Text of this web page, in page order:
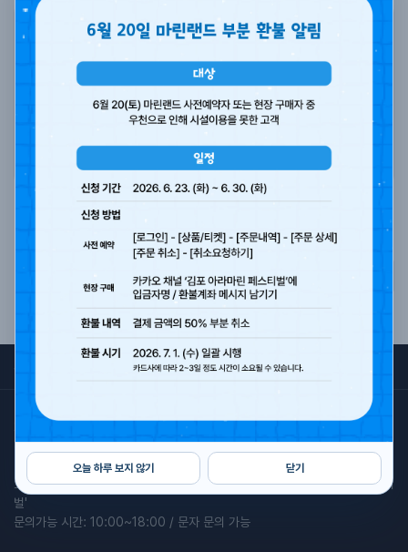
오늘 하루 보지 않기 닫기
기사를 보시려면 아래의 버튼을 눌러 이동하세요.
기사 보기
개인정보처리방침
주최 : 김포시, 한국수자원공사 | 주관 : 케이워터운영관리(주)
프로그램 관련 문의: 010-6818-0410 / 카카오톡채널 '김포 아라마린페스티
벌'
문의가능 시간: 10:00~18:00 / 문자 문의 가능